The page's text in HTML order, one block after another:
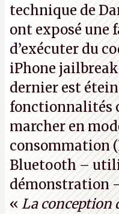
technique de
ont exposé
d’exécuter du
iPhone
dernier est
fonctionnalités
marcher en
consommation
Bluetooth –
démonstration
« La conception